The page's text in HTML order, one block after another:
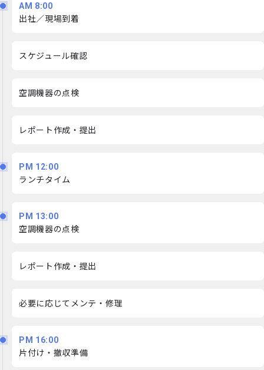
AM 8:00
出社／現場到着
スケジュール確認
空調機器の点検
レポート作成・提出
PM 12:00
ランチタイム
PM 13:00
空調機器の点検
レポート作成・提出
必要に応じてメンテ・修理
PM 16:00
片付け・撤収準備